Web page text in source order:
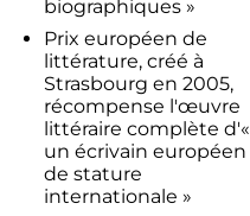
biographiques »
Prix européen de
littérature, créé à
Strasbourg en 2005,
récompense l'œuvre
littéraire complète d'«
un écrivain européen
de stature
internationale »